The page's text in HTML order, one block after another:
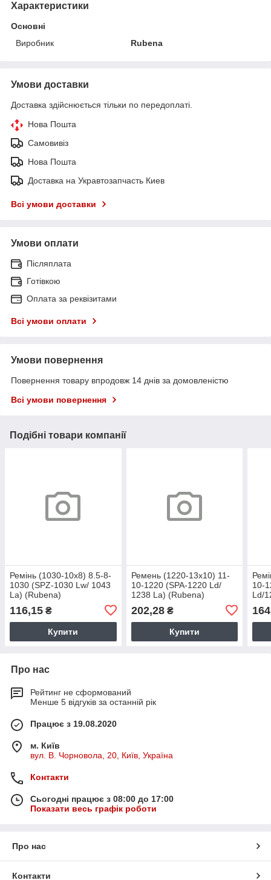
Характеристики
Основні
Виробник
Rubena
Умови доставки
Доставка здійснюється тільки по передоплаті.
Нова Пошта
Самовивіз
Нова Пошта
Доставка на Укравтозапчасть Киев
Всі умови доставки
Умови оплати
Післяплата
Готівкою
Оплата за реквізитами
Всі умови оплати
Умови повернення
Повернення товару впродовж 14 днів за домовленістю
Всі умови повернення
Подібні товари компанії
Ремінь (1030-10х8) 8.5-8-
1030 (SPZ-1030 Lw/ 1043
La) (Rubena)
116,15 ₴
Купити
Ремень (1220-13х10) 11-
10-1220 (SPA-1220 Ld/
1238 La) (Rubena)
202,28₴
Купити
10-
Ld/
Про нас
Рейтинг не сформований
Менше 5 відгуків за останній рік
Працює з 19.08.2020
м. Київ
вул. В. Чорновола, 20, Київ, Україна
Контакти
Сьогодні працює з 08:00 до 17:00
Показати весь графік роботи
Про нас
Контакти